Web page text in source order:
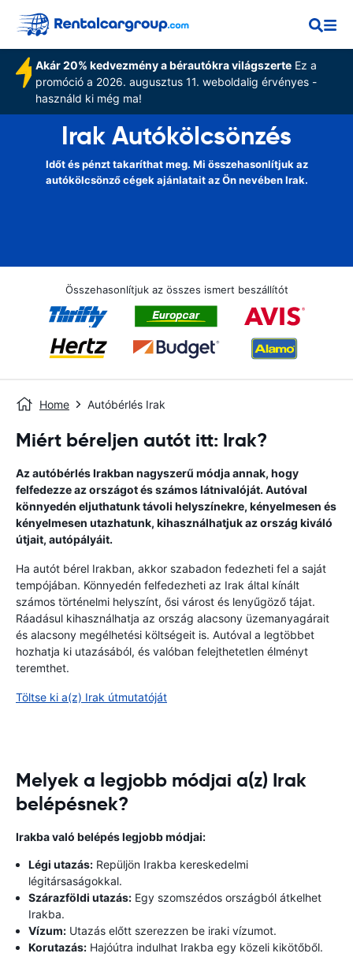
Akár 20% kedvezmény a bérautókra világszerteEz a
promóció a 2026. augusztus 11. weboldalig érvényes -
használd ki még ma!
Irak Autókölcsönzés
Időt és pénzt takaríthat meg. Mi összehasonlítjuk az
autókölcsönző cégek ajánlatait az Ön nevében Irak.
Összehasonlítjuk az összes ismert beszállítót
Home Autóbérlés Irak
Miért béreljen autót itt: Irak?
Az autóbérlés Irakban nagyszerű módja annak, hogy
felfedezze az országot és számos látnivalóját. Autóval
könnyedén eljuthatunk távoli helyszínekre, kényelmesen és
kényelmesen utazhatunk, kihasználhatjuk az ország kiváló
útjait, autópályáit.
Ha autót bérel Irakban, akkor szabadon fedezheti fel a saját
tempójában. Könnyedén felfedezheti az Irak által kínált
számos történelmi helyszínt, ősi várost és lenyűgöző tájat.
Ráadásul kihasználhatja az ország alacsony üzemanyagárait
és alacsony megélhetési költségeit is. Autóval a legtöbbet
hozhatja ki utazásából, és valóban felejthetetlen élményt
teremthet.
Töltse ki a(z) Irak útmutatóját
Melyek a legjobb módjai a(z) Irak
belépésnek?
Irakba való belépés legjobb módjai:
Légi utazás: Repüljön Irakba kereskedelmi
légitársaságokkal.
Szárazföldi utazás: Egy szomszédos országból átkelhet
Irakba.
Vízum: Utazás előtt szerezzen be iraki vízumot.
Korutazás: Hajóútra indulhat Irakba egy közeli kikötőből.